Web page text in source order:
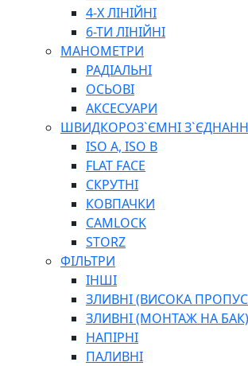
ПЛОСКОГУБЦІ
ВИКРУТКИ
КЛЮЧІ
ГОЛОВКИ, ТРІЩАТКИ, ВОРОТКИ,
ЗУБИЛА, МОЛОТКИ, СОКИРИ,
СТРУПЦИНИ, ЛЕЩАТА
ВИМІРЮВАЛЬНІ ІНСТРУМЕНТИ
БУДІВЕЛЬНИЙ ІНСТРУМЕНТ
ШЛАНГИ
ГОСПОДАРСЬКІ ТОВАРИ
ПНЕВМАТИЧНІ ІНСТРУМЕНТИ
З'ЄДНУВАЛЬНІ ІНСТРУМЕНТИ ТА
ЯЩИКИ, ШАФИ, ТА СУМКИ ДЛЯ
ЗАСОБИ ЗАХИСТУ
СТЕПЛЕРИ, ЗАКЛЕПОЧНИКИ
ГІДРАВЛІЧНІ ІНСТРУМЕНТИ
ТЕХНІЧНА ХІМІЯ
4-Х ЛІНІЙНІ
6-ТИ ЛІНІЙНІ
МАНОМЕТРИ
РАДІАЛЬНІ
ОСЬОВІ
АКСЕСУАРИ
ШВИДКОРОЗ`ЄМНІ
ISO A, ISO B
FLAT FACE
СКРУТНІ
КОВПАЧКИ
CAMLOCK
STORZ
ФІЛЬТРИ
ІНШІ
ЗЛИВНІ (ВИСОКА
ЗЛИВНІ (МОНТАЖ НА БАК)
НАПІРНІ
ПАЛИВНІ